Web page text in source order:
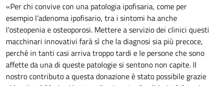
«Per chi convive con una patologia ipofisaria, come per
esempio l’adenoma ipofisario, tra i sintomi ha anche
l’osteopenia e osteoporosi. Mettere a servizio dei clinici questi
macchinari innovativi farà sì che la diagnosi sia più precoce,
perché in tanti casi arriva troppo tardi e le persone che sono
affette da una di queste patologie si sentono non capite. Il
nostro contributo a questa donazione è stato possibile grazie